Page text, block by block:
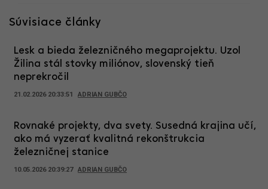
Súvisiace články
Lesk a bieda železničného megaprojektu. Uzol
Žilina stál stovky miliónov, slovenský tieň
neprekročil
21.02.2026 20:33:51 ADRIAN GUBČO
Rovnaké projekty, dva svety. Susedná krajina učí,
ako má vyzerať kvalitná rekonštrukcia
železničnej stanice
10.05.2026 20:39:27 ADRIAN GUBČO